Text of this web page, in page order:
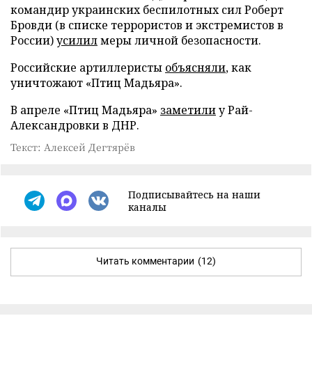
командир украинских беспилотных сил Роберт
Бровди (в списке террористов и экстремистов в
России)усилилмеры личной безопасности.
Российские артиллеристы объясняли, как
уничтожают «Птиц Мадьяра».
В апреле «Птиц Мадьяра» заметилиу Рай-
Александровки в ДНР.
Текст: Алексей Дегтярёв
Подписывайтесь на наши
каналы
Читать комментарии (12)